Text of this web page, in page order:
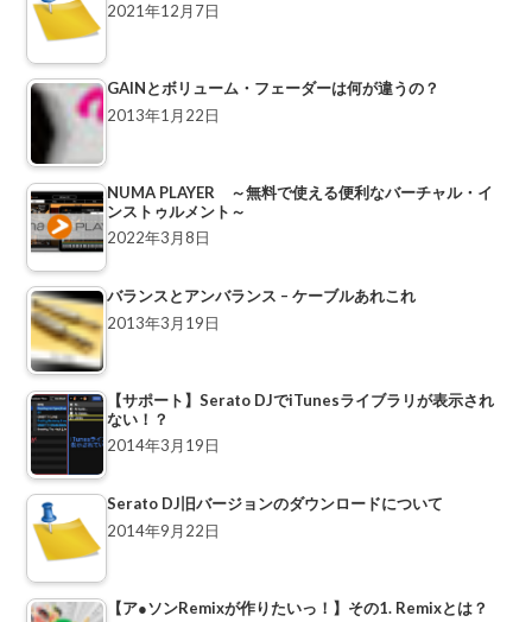
2021年12月7日
GAINとボリューム・フェーダーは何が違うの？
2013年1月22日
NUMA PLAYER ～無料で使える便利なバーチャル・イ
ンストゥルメント～
2022年3月8日
バランスとアンバランス – ケーブルあれこれ
2013年3月19日
【サポート】Serato DJでiTunesライブラリが表示され
ない！？
2014年3月19日
Serato DJ旧バージョンのダウンロードについて
2014年9月22日
【ア●ソンRemixが作りたいっ！】その1. Remixとは？